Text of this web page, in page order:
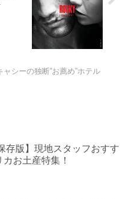
ャシーの独断”お薦め”ホテル
存版】現地スタッフおすす
お土産特集！